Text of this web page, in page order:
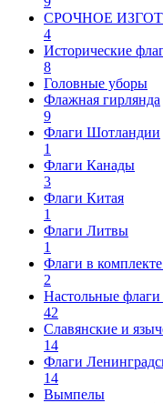
СРОЧНОЕ
4
Исторические
8
Головные уборы
Флажная гирлянда
9
Флаги Шотландии
1
Флаги Канады
3
Флаги Китая
1
Флаги Литвы
1
Флаги в
2
Настольные флаги
42
Славянские и
14
Флаги
14
Вымпелы